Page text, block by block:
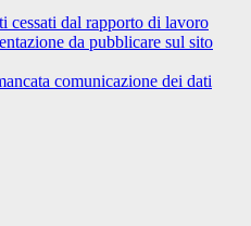
cessati dal rapporto di lavoro
da pubblicare sul sito
comunicazione dei dati